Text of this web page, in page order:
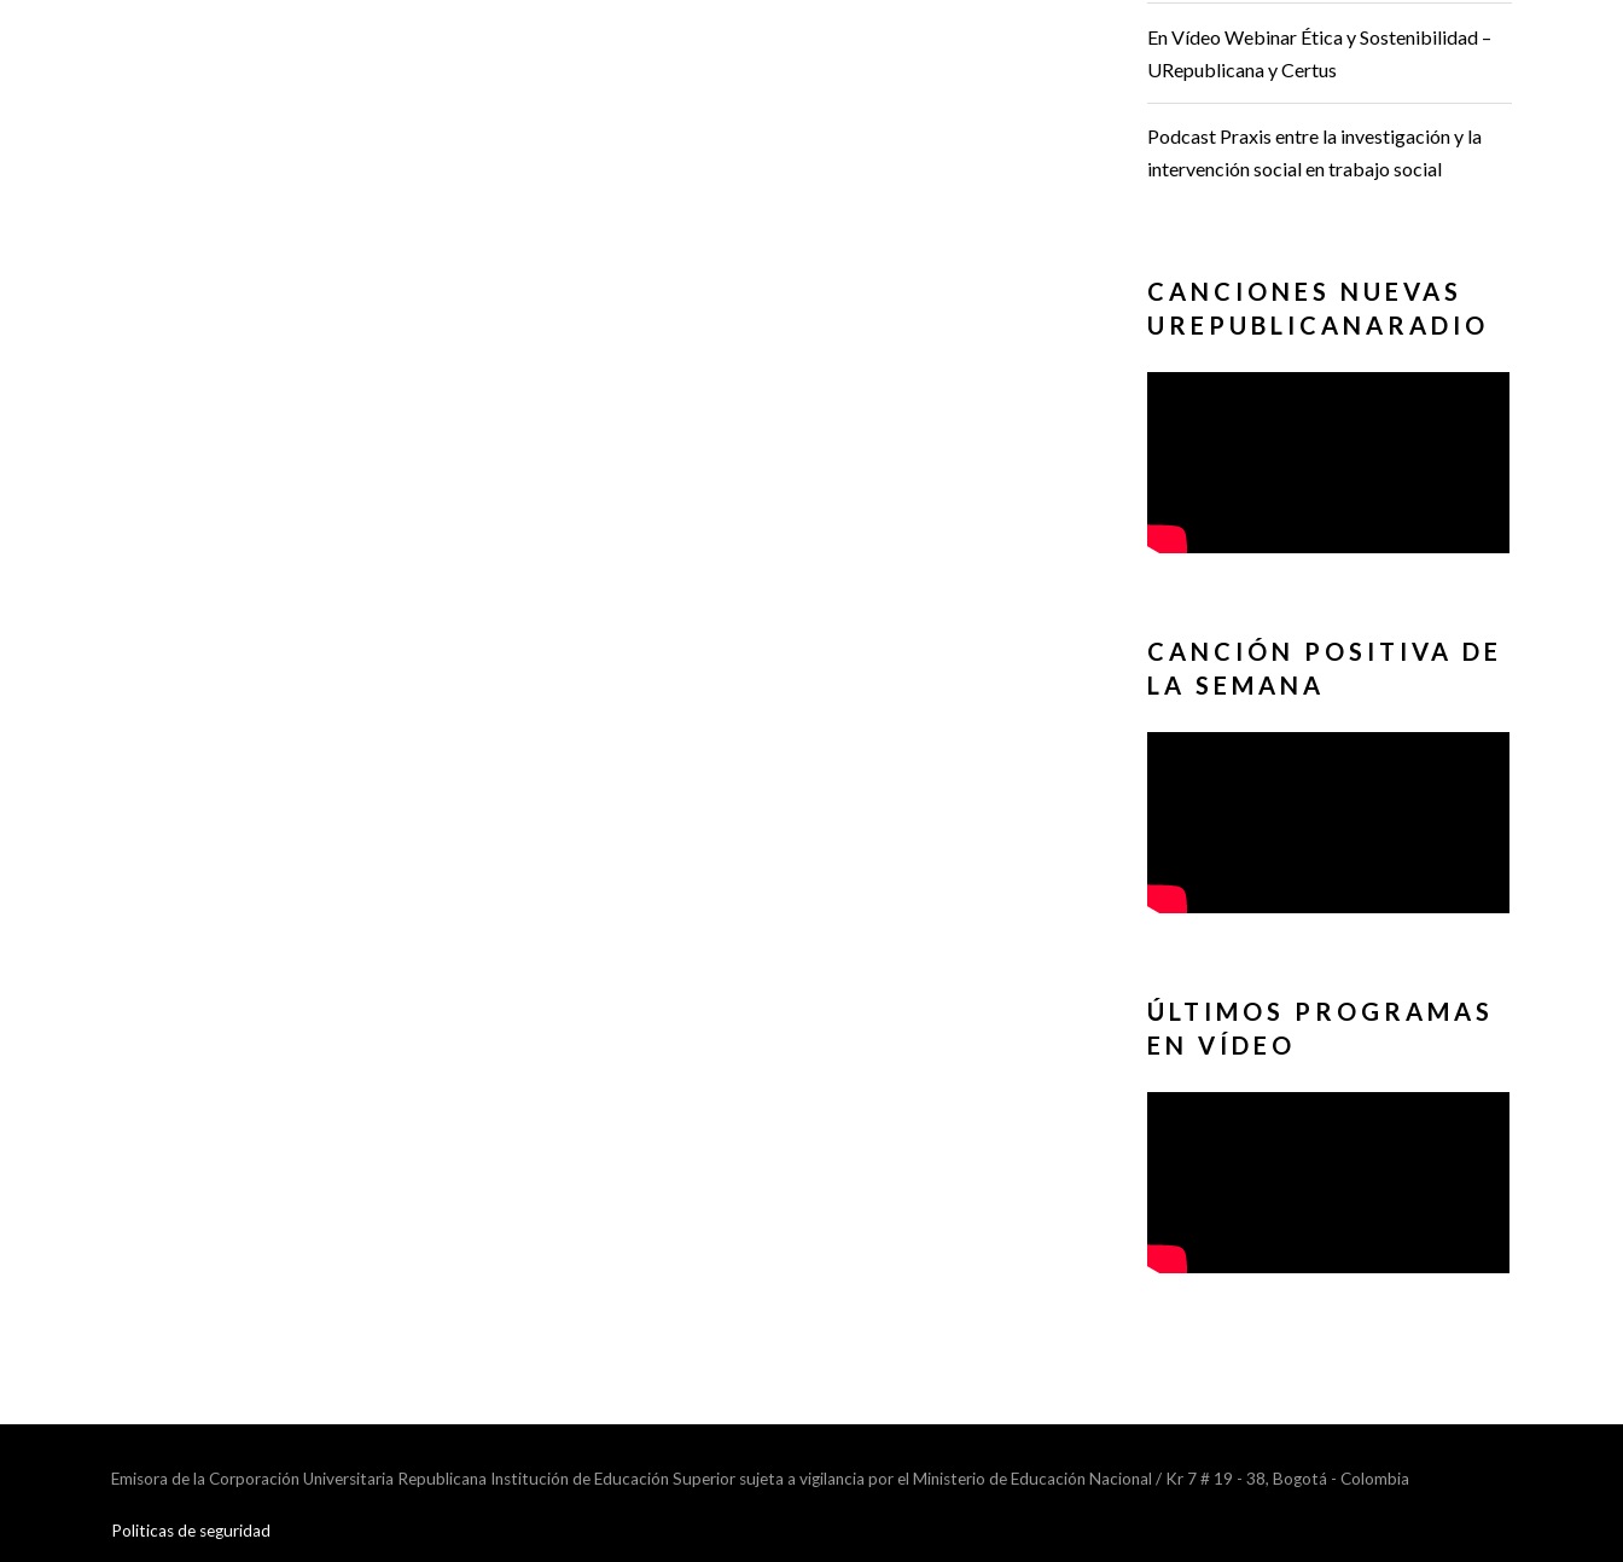
En Vídeo Webinar Ética y Sostenibilidad –
URepublicana y Certus
Podcast Praxis entre la investigación y la
intervención social en trabajo social
CANCIONES NUEVAS
UREPUBLICANARADIO
CANCIÓN POSITIVA DE
LA SEMANA
ÚLTIMOS PROGRAMAS
EN VÍDEO
Emisora de la Corporación Universitaria Republicana Institución de Educación Superior sujeta a vigilancia por el Ministerio de Educación Nacional / Kr 7 # 19 - 38, Bogotá - Colombia
Politicas de seguridad